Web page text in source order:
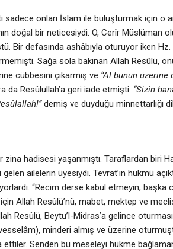
sadece onları İslam ile buluşturmak için o
doğal bir neticesiydi. O, Cerîr Müslüman
Bir defasında ashâbıyla oturuyor iken
Sağa sola bakınan Allah Resûlü,
cübbesini çı­karmış ve “Al bunun üze­rine
da Re­sû­lul­lah’a geri iade etmişti. “Sizin
demiş ve duyduğu minnettarlığı
hadisesi yaşanmıştı. Taraflardan biri
ailelerin üyesiydi. Tevrat’ın hükmü
“Recim derse kabul etmeyin, başka
Allah Resûlü’nü, mabet, mektep ve
Resûlü, Beytu’l-Midras’a gelince
minderi almış ve üzerine
ettiler. Senden bu meseleyi hükme